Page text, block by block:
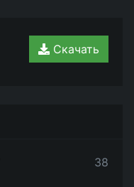
Скачать
38